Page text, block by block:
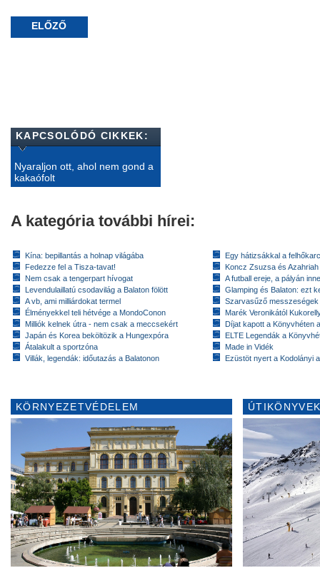
ELŐZŐ
KAPCSOLÓDÓ CIKKEK:
Nyaraljon ott, ahol nem gond a
kakaófolt
A kategória további hírei:
Kína: bepillantás a holnap világába
Fedezze fel a Tisza-tavat!
Nem csak a tengerpart hívogat
Levendulaillatú csodavilág a Balaton fölött
A vb, ami milliárdokat termel
Élményekkel teli hétvége a MondoConon
Milliók kelnek útra - nem csak a meccsekért
Japán és Korea beköltözik a Hungexpóra
Átalakult a sportzóna
Villák, legendák: időutazás a Balatonon
Egy hátizsákkal a
Koncz Zsuzsa és
A futball ereje, a pályán
Glamping és Balaton: ezt
Szarvasűző messzeségek
Marék Veronikától
Díjat kapott a Könyvhéten
ELTE Legendák a
Made in Vidék
Ezüstöt nyert a Kodolányi
KÖRNYEZETVÉDELEM